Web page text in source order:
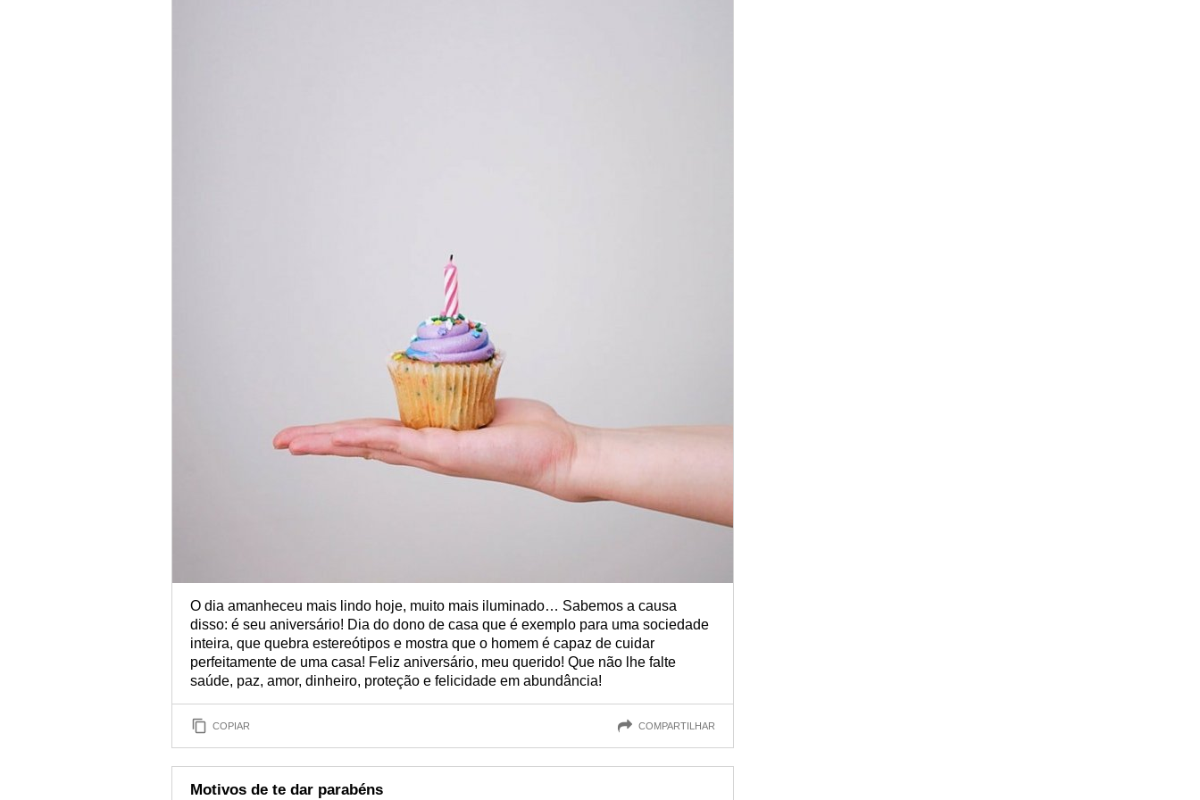
O dia amanheceu mais lindo hoje, muito mais iluminado… Sabemos a causa
disso: é seu aniversário! Dia do dono de casa que é exemplo para uma sociedade
inteira, que quebra estereótipos e mostra que o homem é capaz de cuidar
perfeitamente de uma casa! Feliz aniversário, meu querido! Que não lhe falte
saúde, paz, amor, dinheiro, proteção e felicidade em abundância!
COPIAR COMPARTILHAR
Motivos de te dar parabéns